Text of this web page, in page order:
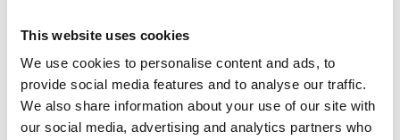
This website uses cookies
We use cookies to personalise content and ads, to
provide social media features and to analyse our traffic.
We also share information about your use of our site with
our social media, advertising and analytics partners who
€779,00
Afficher le produit